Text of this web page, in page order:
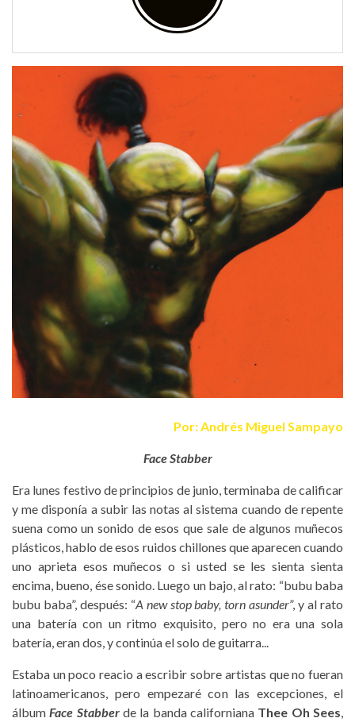
Por: Andrés Miguel Sampayo
Face Stabber
Era lunes festivo de principios de junio, terminaba de calificar
y me disponía a subir las notas al sistema cuando de repente
suena como un sonido de esos que sale de algunos muñecos
plásticos, hablo de esos ruidos chillones que aparecen cuando
uno aprieta esos muñecos o si usted se les sienta sienta
encima, bueno, ése sonido. Luego un bajo, al rato: “bubu baba
bubu baba”, después: “A new stop baby, torn asunder”, y al rato
una batería con un ritmo exquisito, pero no era una sola
batería, eran dos, y continúa el solo de guitarra...
Estaba un poco reacio a escribir sobre artistas que no fueran
latinoamericanos, pero empezaré con las excepciones, el
álbumFace Stabberde la banda californiana Thee Oh Sees,